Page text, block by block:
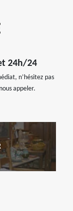
24h/24
n’hésitez pas
appeler.